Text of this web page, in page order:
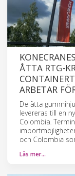
ÅTTA RTG-
ARBETAR
De åtta
levereras till en
Colombia.
och Colombia
Läs mer…